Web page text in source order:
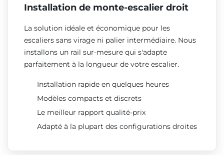
Installation de monte-escalier droit
La solution idéale et économique pour les
escaliers sans virage ni palier intermédiaire. Nous
installons un rail sur-mesure qui s'adapte
parfaitement à la longueur de votre escalier.
Installation rapide en quelques heures
Modèles compacts et discrets
Le meilleur rapport qualité-prix
Adapté à la plupart des configurations droites